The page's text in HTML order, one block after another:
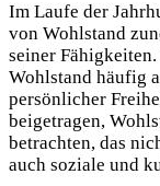
Im Laufe der
von Wohlstand
seiner
Wohlstand häufig
persönlicher
beigetragen,
betrachten, das
auch soziale und